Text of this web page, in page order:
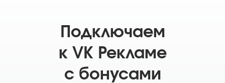
Подключаем
к VK Рекламе
с бонусами